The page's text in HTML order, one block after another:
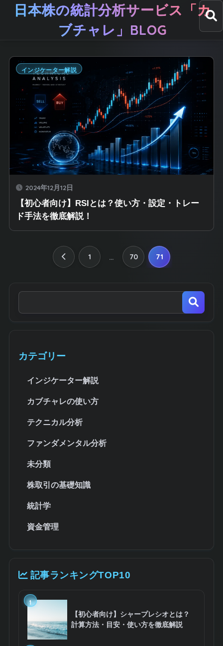
日本株の統計分析サービス「カ
ブチャレ」BLOG
2024年12月12日
【初心者向け】RSIとは？使い方・設定・トレー
ド手法を徹底解説！
インジケーター解説
1 … 70 71
カテゴリー
インジケーター解説
カブチャレの使い方
テクニカル分析
ファンダメンタル分析
未分類
株取引の基礎知識
統計学
資金管理
記事ランキングTOP10
1
【初心者向け】シャープレシオとは？
計算方法・目安・使い方を徹底解説